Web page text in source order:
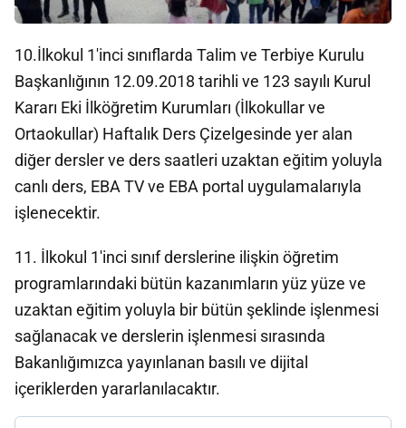
10.İlkokul 1'inci sınıflarda Talim ve Terbiye Kurulu
Başkanlığının 12.09.2018 tarihli ve 123 sayılı Kurul
Kararı Eki İlköğretim Kurumları (İlkokullar ve
Ortaokullar) Haftalık Ders Çizelgesinde yer alan
diğer dersler ve ders saatleri uzaktan eğitim yoluyla
canlı ders, EBA TV ve EBA portal uygulamalarıyla
işlenecektir.
11. İlkokul 1'inci sınıf derslerine ilişkin öğretim
programlarındaki bütün kazanımların yüz yüze ve
uzaktan eğitim yoluyla bir bütün şeklinde işlenmesi
sağlanacak ve derslerin işlenmesi sırasında
Bakanlığımızca yayınlanan basılı ve dijital
içeriklerden yararlanılacaktır.